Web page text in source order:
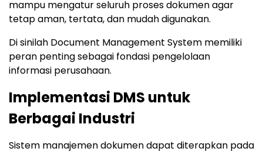
mampu mengatur seluruh proses dokumen agar
tetap aman, tertata, dan mudah digunakan.
Di sinilah Document Management System memiliki
peran penting sebagai fondasi pengelolaan
informasi perusahaan.
Implementasi DMS untuk
Berbagai Industri
Sistem manajemen dokumen dapat diterapkan pada